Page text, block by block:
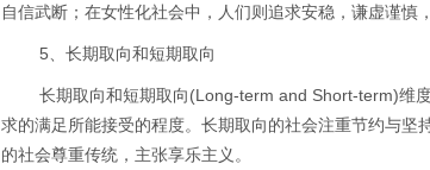
自信武断；在女性化社会中，人们则追求安稳，谦虚谨慎
5、长期取向和短期取向
长期取向和短期取向(Long-term and Short-term)维度
求的满足所能接受的程度。长期取向的社会注重节约与坚
的社会尊重传统，主张享乐主义。